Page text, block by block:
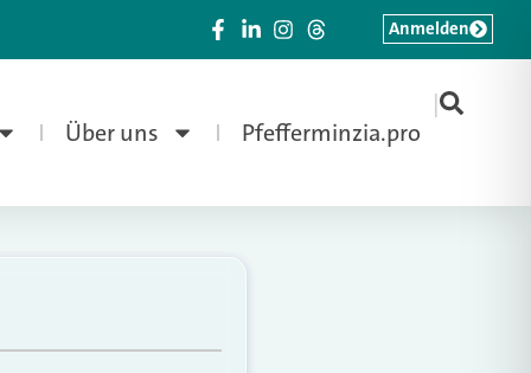
Über uns Pfefferminzia.pro
|
Anmelden